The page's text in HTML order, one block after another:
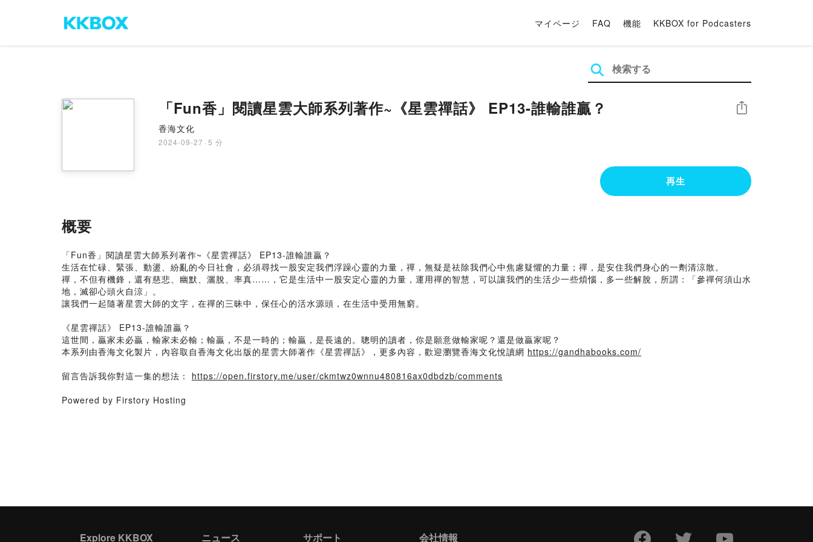
マイページ FAQ 機能 KKBOX for Podcasters
「Fun香」閱讀星雲大師系列著作~《星雲禪話》 EP13-誰輸誰贏？
香海文化
2024-09-27 · 5 分
シェア
再生
概要
「Fun香」閱讀星雲大師系列著作~《星雲禪話》 EP13-誰輸誰贏？
生活在忙碌、緊張、動盪、紛亂的今日社會，必須尋找一股安定我們浮躁心靈的力量，禪，無疑是祛除我們心中焦慮疑懼的力量；禪，是安住我們身心的一劑清涼散。
禪，不但有機鋒，還有慈悲、幽默、灑脫、率真……，它是生活中一股安定心靈的力量，運用禪的智慧，可以讓我們的生活少一些煩惱，多一些解脫，所謂：「參禪何須山水
地，滅卻心頭火自涼」。
讓我們一起隨著星雲大師的文字，在禪的三昧中，保任心的活水源頭，在生活中受用無窮。
《星雲禪話》 EP13-誰輸誰贏？
這世間，贏家未必贏，輸家未必輸；輸贏，不是一時的；輸贏，是長遠的。聰明的讀者，你是願意做輸家呢？還是做贏家呢？
本系列由香海文化製片，內容取自香海文化出版的星雲大師著作《星雲禪話》，更多內容，歡迎瀏覽香海文化悅讀網 https://gandhabooks.com/
留言告訴我你對這一集的想法： https://open.firstory.me/user/ckmtwz0wnnu480816ax0dbdzb/comments
Powered by Firstory Hosting
Explore KKBOX ニュース サポート 会社情報